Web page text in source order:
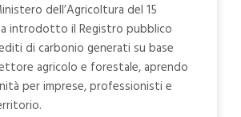
dell’Agricoltura del 15
introdotto il Registro pubblico
di carbonio generati su base
agricolo e forestale, aprendo
per imprese, professionisti e